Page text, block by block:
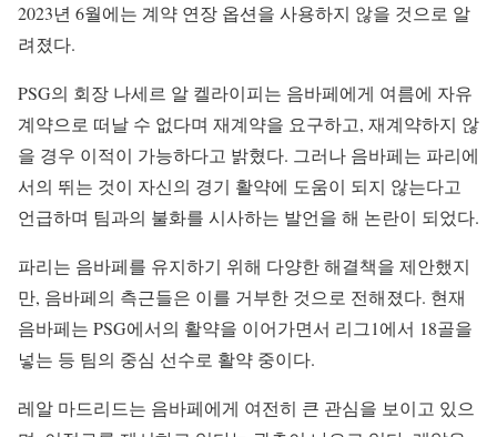
2023년 6월에는 계약 연장 옵션을 사용하지 않을 것으로 알
려졌다.
PSG의 회장 나세르 알 켈라이피는 음바페에게 여름에 자유
계약으로 떠날 수 없다며 재계약을 요구하고, 재계약하지 않
을 경우 이적이 가능하다고 밝혔다. 그러나 음바페는 파리에
서의 뛰는 것이 자신의 경기 활약에 도움이 되지 않는다고
언급하며 팀과의 불화를 시사하는 발언을 해 논란이 되었다.
파리는 음바페를 유지하기 위해 다양한 해결책을 제안했지
만, 음바페의 측근들은 이를 거부한 것으로 전해졌다. 현재
음바페는 PSG에서의 활약을 이어가면서 리그1에서 18골을
넣는 등 팀의 중심 선수로 활약 중이다.
레알 마드리드는 음바페에게 여전히 큰 관심을 보이고 있으